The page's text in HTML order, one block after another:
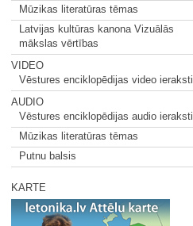
Mūzikas literatūras tēmas
Latvijas kultūras kanona Vizuālās
mākslas vērtības
VIDEO
Vēstures enciklopēdijas video ieraksti
AUDIO
Vēstures enciklopēdijas audio ieraksti
Mūzikas literatūras tēmas
Putnu balsis
KARTE